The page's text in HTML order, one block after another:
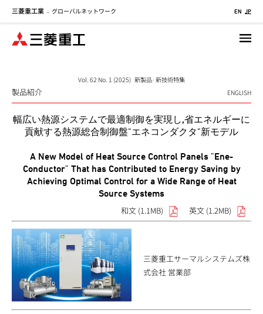
三菱重工業 - グローバルネットワーク EN JP
Vol. 62 No. 1 (2025) 新製品·新技術特集
製品紹介 ENGLISH
幅広い熱源システムで最適制御を実現し,省エネルギーに
貢献する熱源総合制御盤"エネコンダクタ"新モデル
A New Model of Heat Source Control Panels "Ene-
Conductor" That has Contributed to Energy Saving by
Achieving Optimal Control for a Wide Range of Heat
Source Systems
和文 (1.1MB)
英文 (1.2MB)
三菱重工サーマルシステムズ株
式会社 営業部